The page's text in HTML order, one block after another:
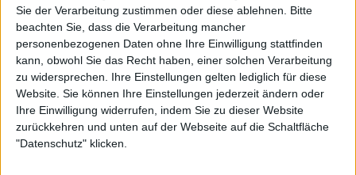
Sie der Verarbeitung zustimmen oder diese ablehnen.
Bitte
beachten Sie, dass die Verarbeitung mancher
personenbezogenen Daten ohne Ihre Einwilligung stattfinden
kann, obwohl Sie das Recht haben, einer solchen Verarbeitung
zu widersprechen. Ihre Einstellungen gelten lediglich für diese
Website. Sie können Ihre Einstellungen jederzeit ändern oder
Ihre Einwilligung widerrufen, indem Sie zu dieser Website
zurückkehren und unten auf der Webseite auf die Schaltfläche
"Datenschutz" klicken.